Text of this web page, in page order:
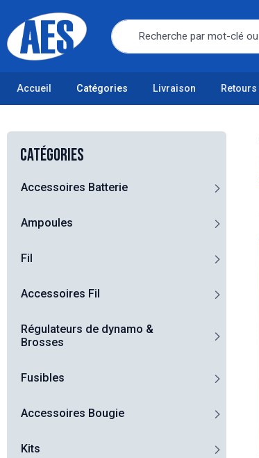
Accueil Catégories Livraison Retours
Catégories
Accessoires Batterie
Ampoules
Fil
Accessoires Fil
Régulateurs de dynamo &
Brosses
Fusibles
Accessoires Bougie
Kits